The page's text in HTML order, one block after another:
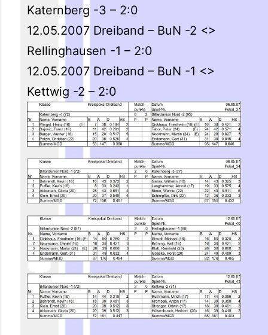
Katernberg -3 – 2:0
12.05.2007 Dreiband – BuN -2 <>
Rellinghausen -1 – 2:0
12.05.2007 Dreiband – BuN -1 <>
Kettwig -2 – 2:0